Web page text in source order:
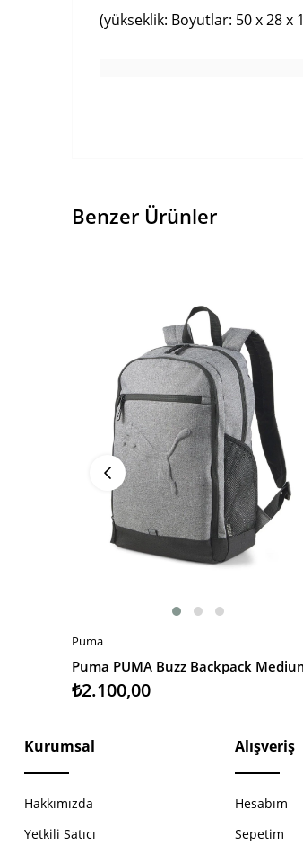
(yükseklik: Boyutlar: 50 x 28 x
Benzer Ürünler
SEPETE EKLE
Puma
₺2.100,00
Kurumsal
Hakkımızda
Yetkili Satıcı
Alışveriş
Hesabım
Sepetim